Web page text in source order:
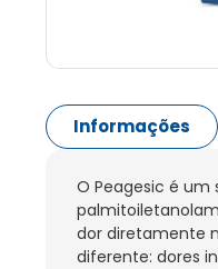
Informações
O Peagesic é
dor diretamente
diferente: dores